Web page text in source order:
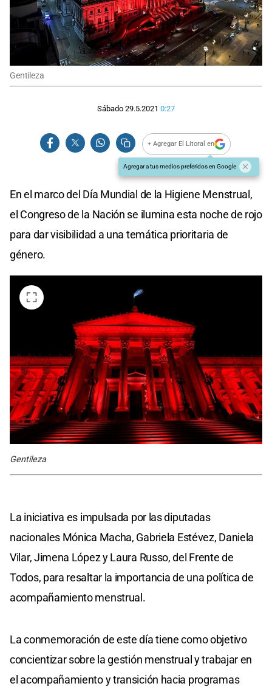
Gentileza
Sábado 29.5.2021 0:27
+ Agregar El Litoral en
Agregar a tus medios preferidos en Google
En el marco del Día Mundial de la Higiene Menstrual,
el Congreso de la Nación se ilumina esta noche de rojo
para dar visibilidad a una temática prioritaria de
género.
Gentileza
La iniciativa es impulsada por las diputadas
nacionales Mónica Macha, Gabriela Estévez, Daniela
Vilar, Jimena López y Laura Russo, del Frente de
Todos, para resaltar la importancia de una política de
acompañamiento menstrual.
La conmemoración de este día tiene como objetivo
concientizar sobre la gestión menstrual y trabajar en
el acompañamiento y transición hacia programas